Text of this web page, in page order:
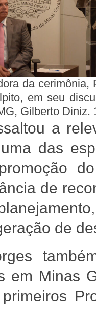
da cerimônia,
em seu
Gilberto Diniz.
a
das
de
de
em Minas